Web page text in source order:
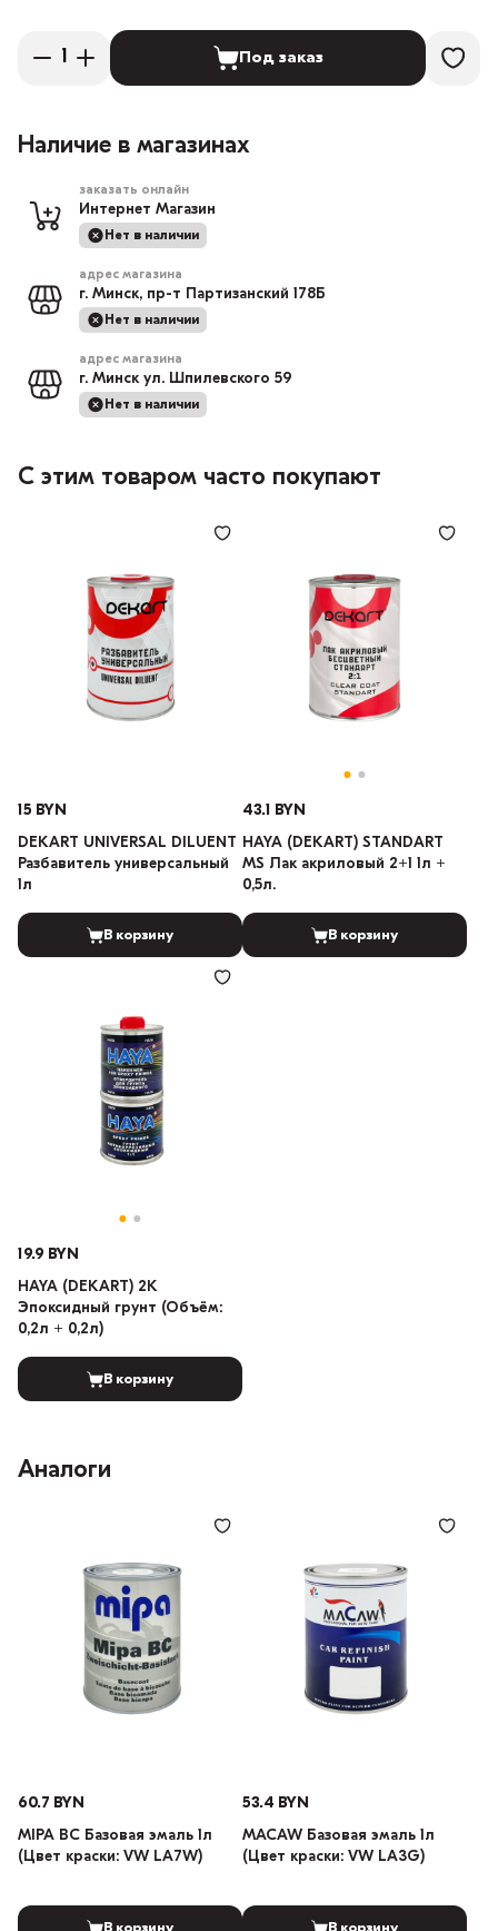
Под заказ
Наличие в магазинах
заказать онлайн
Интернет Магазин
Нет в наличии
адрес магазина
г. Минск, пр-т Партизанский 178Б
Нет в наличии
адрес магазина
г. Минск ул. Шпилевского 59
Нет в наличии
С этим товаром часто покупают
15 BYN
DEKART UNIVERSAL DILUENT
Разбавитель универсальный
1л
В корзину
43.1 BYN
HAYA (DEKART) STANDART
MS Лак акриловый 2+1 1л +
0,5л.
В корзину
19.9 BYN
HAYA (DEKART) 2K
Эпоксидный грунт (Объём:
0,2л + 0,2л)
В корзину
Аналоги
60.7 BYN
MIPA BC Базовая эмаль 1л
(Цвет краски: VW LA7W)
В корзину
53.4 BYN
MACAW Базовая эмаль 1л
(Цвет краски: VW LA3G)
В корзину